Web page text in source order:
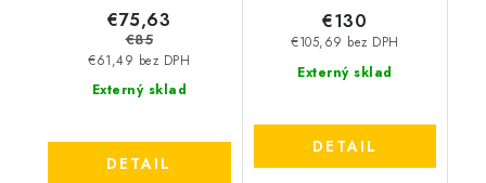
Externý sklad
€61,49 bez DPH
€75,63
€85
DETAIL
Externý sklad
€105,69 bez DPH
€130
DETAIL